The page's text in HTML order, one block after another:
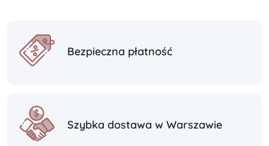
Bezpieczna płatność
Szybka dostawa w Warszawie